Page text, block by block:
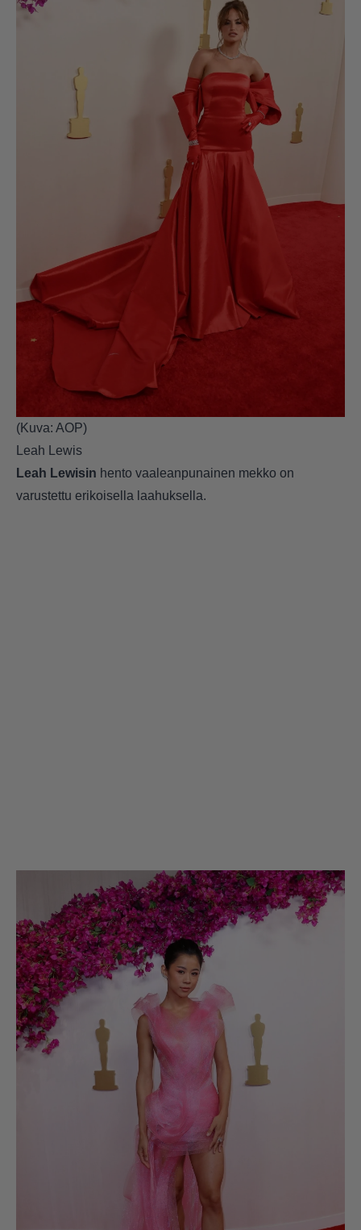
(Kuva: AOP)
Leah Lewis
Leah Lewisin hento vaaleanpunainen mekko on
varustettu erikoisella laahuksella.